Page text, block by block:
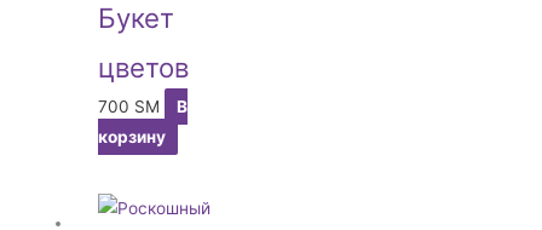
Букет
цветов
700 ЅМ
В
корзину